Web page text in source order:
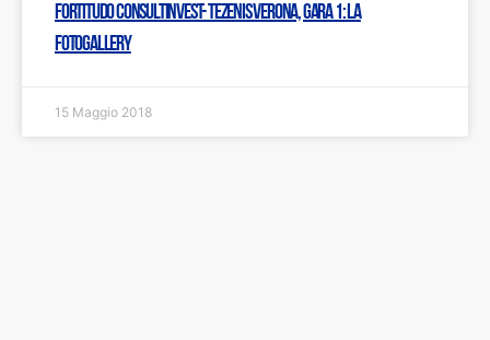
Fortitudo Consultinvest- Tezenis Verona, gara 1: LA
FOTOGALLERY
15 Maggio 2018